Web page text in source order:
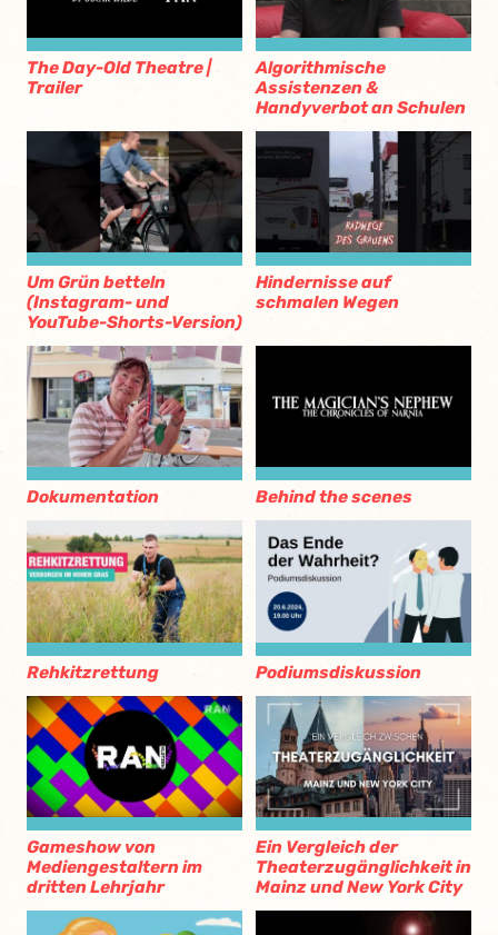
The Day-Old Theatre |
Trailer
Algorithmische
Assistenzen &
Handyverbot an Schulen
Um Grün betteln
(Instagram- und
YouTube-Shorts-Version)
Hindernisse auf
schmalen Wegen
Dokumentation Behind the scenes
Rehkitzrettung Podiumsdiskussion
Gameshow von
Mediengestaltern im
dritten Lehrjahr
Ein Vergleich der
Theaterzugänglichkeit in
Mainz und New York City